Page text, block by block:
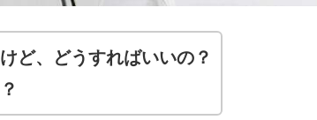
ど、どうすればいいの？